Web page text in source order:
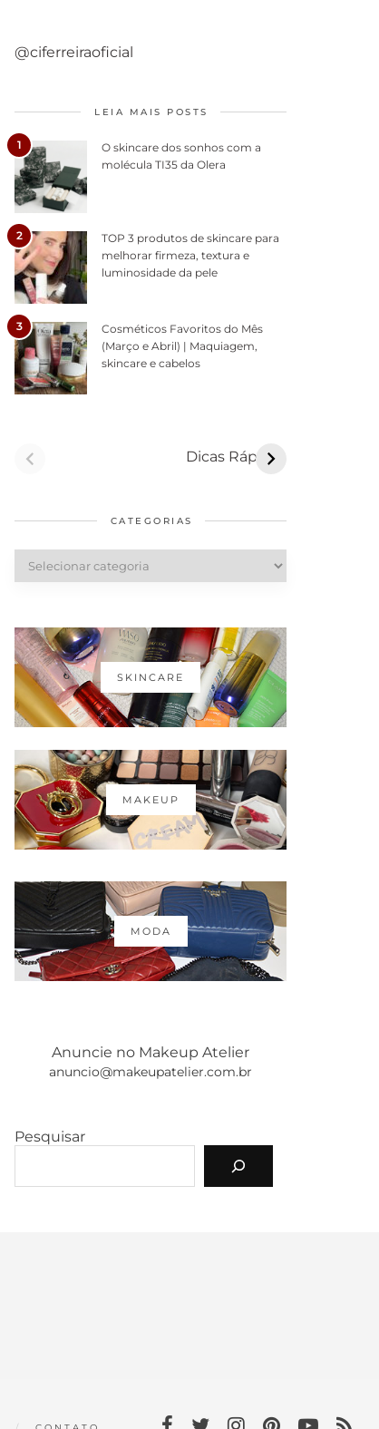
@ciferreiraoficial
LEIA MAIS POSTS
1
O skincare dos sonhos com a
molécula TI35 da Olera
2
TOP 3 produtos de skincare para
melhorar firmeza, textura e
luminosidade da pele
3
Cosméticos Favoritos do Mês
(Março e Abril) | Maquiagem,
skincare e cabelos
Dicas Rápidas
com o mofo em
casa
bolsa Lady Dior
CATEGORIAS
SKINCARE
MAKEUP
MODA
Anuncie no Makeup Atelier
anuncio@makeupatelier.com.br
Pesquisar